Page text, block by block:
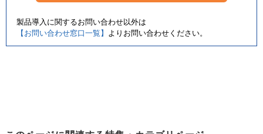
製品導入に関するお問い合わせ以外は
【お問い合わせ窓口一覧】
よりお問い合わせください。